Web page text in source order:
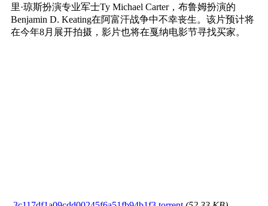
里·琼斯扮演专业军士Ty Michael Carter，布鲁姆扮演的
Benjamin D. Keating在阿富汗战争中不幸丧生。该片预计将
在今年8月展开拍摄，影片也将在戛纳电影节寻找买家。